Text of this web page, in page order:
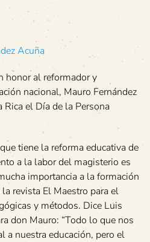
Acuña
honor al reformador y
nacional, Mauro Fernández
Rica el Día de la Persona
tiene la reforma educativa de
a la labor del magisterio es
importancia a la formación
revista El Maestro para el
y métodos. Dice Luis
don Mauro: “Todo lo que nos
a nuestra educación, pero el